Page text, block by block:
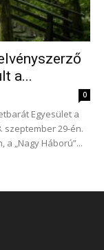
a...
0
Egyesület a
szeptember 29-én.
„Nagy Háború”...